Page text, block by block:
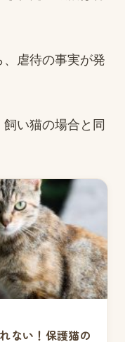
、虐待の事実が発
い猫の場合と同
ない！保護猫の